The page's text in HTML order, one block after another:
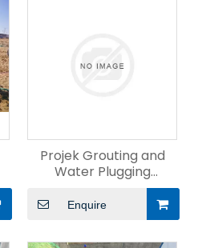
Projek Grouting and
Water Plugging
Terowong Keretapi
Enquire